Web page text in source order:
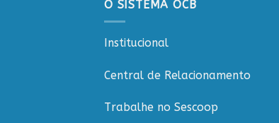
O SISTEMA OCB
Institucional
Central de Relacionamento
Trabalhe no Sescoop